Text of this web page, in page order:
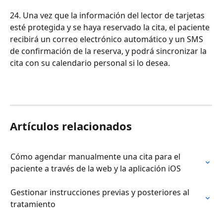
24. Una vez que la información del lector de tarjetas
esté protegida y se haya reservado la cita, el paciente
recibirá un correo electrónico automático y un SMS
de confirmación de la reserva, y podrá sincronizar la
cita con su calendario personal si lo desea.
Artículos relacionados
Cómo agendar manualmente una cita para el
paciente a través de la web y la aplicación iOS
Gestionar instrucciones previas y posteriores al
tratamiento